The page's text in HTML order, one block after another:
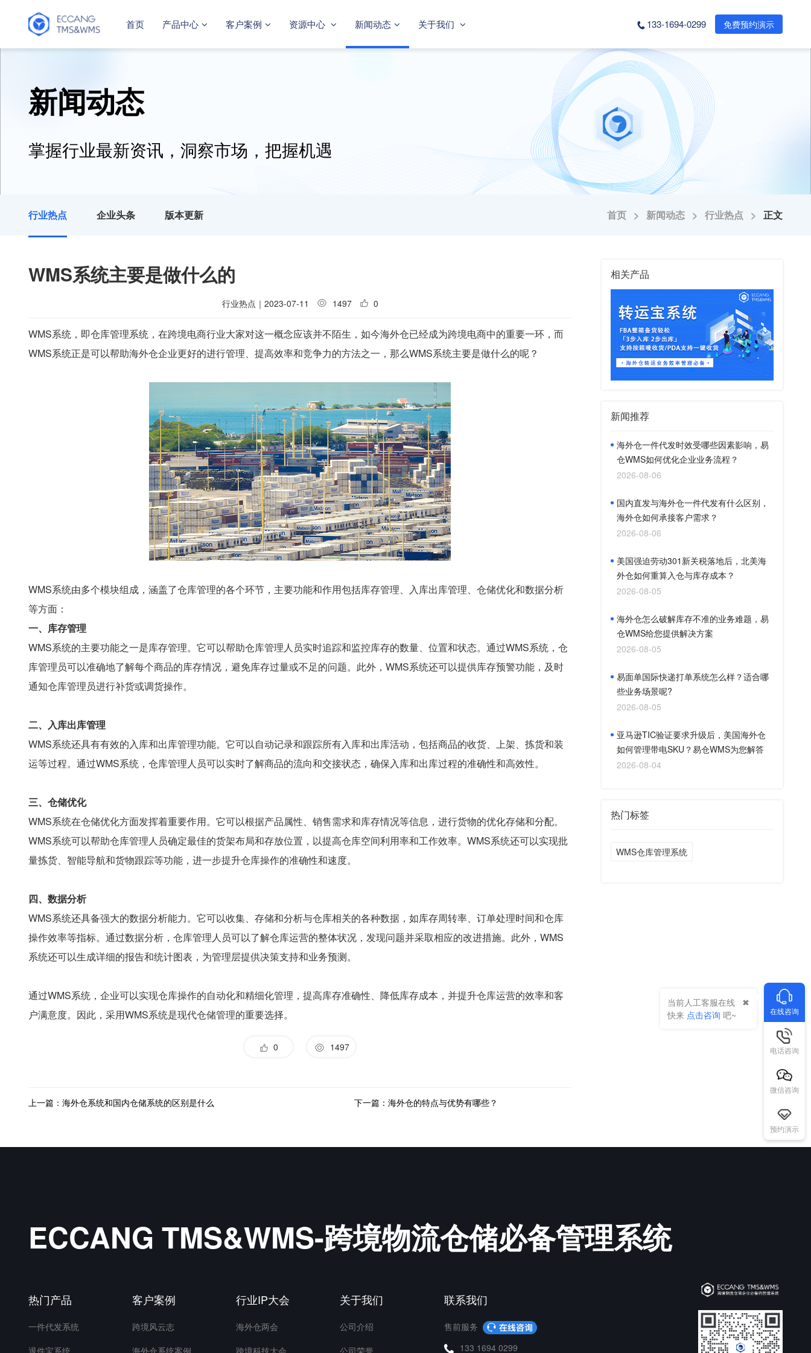
首页 产品中心 客户案例 资源中心 新闻动态 关于我们 133-1694-0299 免费预约演示
新闻动态
掌握行业最新资讯，洞察市场，把握机遇
行业热点 企业头条 版本更新 首页 > 新闻动态 > 行业热点 > 正文
WMS系统主要是做什么的
行业热点 ｜ 2023-07-11 1497 0
WMS系统，即仓库管理系统，在跨境电商行业大家对这一概念应该并不陌生，如今海外仓已经成为跨境电商中的重要一环，而
WMS系统正是可以帮助海外仓企业更好的进行管理、提高效率和竞争力的方法之一，那么WMS系统主要是做什么的呢？
WMS系统由多个模块组成，涵盖了仓库管理的各个环节，主要功能和作用包括库存管理、入库出库管理、仓储优化和数据分析
等方面：
一、库存管理
WMS系统的主要功能之一是库存管理。它可以帮助仓库管理人员实时追踪和监控库存的数量、位置和状态。通过WMS系统，仓
库管理员可以准确地了解每个商品的库存情况，避免库存过量或不足的问题。此外，WMS系统还可以提供库存预警功能，及时
通知仓库管理员进行补货或调货操作。
二、入库出库管理
WMS系统还具有有效的入库和出库管理功能。它可以自动记录和跟踪所有入库和出库活动，包括商品的收货、上架、拣货和装
运等过程。通过WMS系统，仓库管理人员可以实时了解商品的流向和交接状态，确保入库和出库过程的准确性和高效性。
三、仓储优化
WMS系统在仓储优化方面发挥着重要作用。它可以根据产品属性、销售需求和库存情况等信息，进行货物的优化存储和分配。
WMS系统可以帮助仓库管理人员确定最佳的货架布局和存放位置，以提高仓库空间利用率和工作效率。WMS系统还可以实现批
量拣货、智能导航和货物跟踪等功能，进一步提升仓库操作的准确性和速度。
四、数据分析
WMS系统还具备强大的数据分析能力。它可以收集、存储和分析与仓库相关的各种数据，如库存周转率、订单处理时间和仓库
操作效率等指标。通过数据分析，仓库管理人员可以了解仓库运营的整体状况，发现问题并采取相应的改进措施。此外，WMS
系统还可以生成详细的报告和统计图表，为管理层提供决策支持和业务预测。
通过WMS系统，企业可以实现仓库操作的自动化和精细化管理，提高库存准确性、降低库存成本，并提升仓库运营的效率和客
户满意度。因此，采用WMS系统是现代仓储管理的重要选择。
0 1497
上一篇：海外仓系统和国内仓储系统的区别是什么 下一篇：海外仓的特点与优势有哪些？
相关产品
新闻推荐
海外仓一件代发时效受哪些因素影响，易
仓WMS如何优化企业业务流程？
2026-08-06
国内直发与海外仓一件代发有什么区别，
海外仓如何承接客户需求？
2026-08-06
美国强迫劳动301新关税落地后，北美海
外仓如何重算入仓与库存成本？
2026-08-05
海外仓怎么破解库存不准的业务难题，易
仓WMS给您提供解决方案
2026-08-05
易面单国际快递打单系统怎么样？适合哪
些业务场景呢?
2026-08-05
亚马逊TIC验证要求升级后，美国海外仓
如何管理带电SKU？易仓WMS为您解答
2026-08-04
热门标签
WMS仓库管理系统
ECCANG TMS&WMS-跨境物流仓储必备管理系统
热门产品
一件代发系统
退件宝系统
客户案例
跨境风云志
海外仓系统案例
行业IP大会
海外仓两会
跨境科技大会
关于我们
公司介绍
公司荣誉
联系我们
售前服务
133 1694 0299
在线咨询
当前人工客服在线
快来 点击咨询 吧~
电话咨询
微信咨询
预约演示